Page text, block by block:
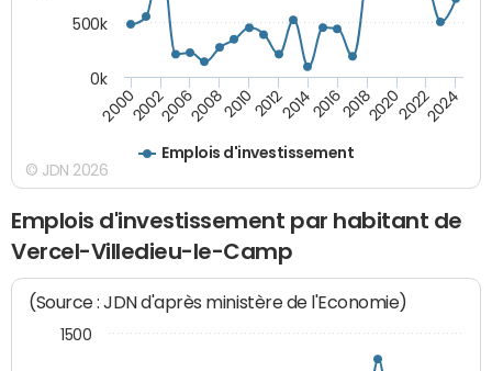
Emplois d'investissement
200020022006200820102012201420162018202020222024
0k
500k
© JDN 2026
Emplois d'investissement par habitant de
Vercel-Villedieu-le-Camp
(Source : JDN d'après ministère de l'Economie)
1500